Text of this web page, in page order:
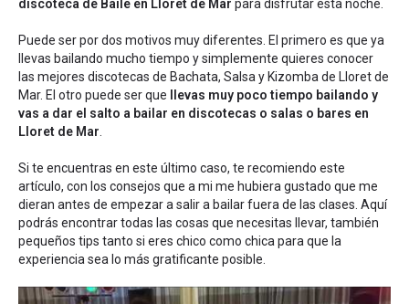
discoteca de Baile en Lloret de Mar para disfrutar esta noche.
Puede ser por dos motivos muy diferentes. El primero es que ya
llevas bailando mucho tiempo y simplemente quieres conocer
las mejores discotecas de Bachata, Salsa y Kizomba de Lloret de
Mar. El otro puede ser que
llevas muy poco tiempo bailando y
vas a dar el salto a bailar en discotecas o salas o bares en
Lloret de Mar
Si te encuentras en este último caso, te recomiendo este
artículo, con los consejos que a mi me hubiera gustado que me
dieran antes de empezar a salir a bailar fuera de las clases . Aquí
podrás encontrar todas las cosas que necesitas llevar, también
pequeños tips tanto si eres chico como chica para que la
experiencia sea lo más gratificante posible.